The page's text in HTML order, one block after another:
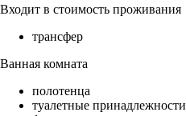
Входит в стоимость проживания
трансфер
Ванная комната
полотенца
туалетные принадлежности